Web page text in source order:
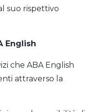
suo rispettivo
English
che ABA English
attraverso la